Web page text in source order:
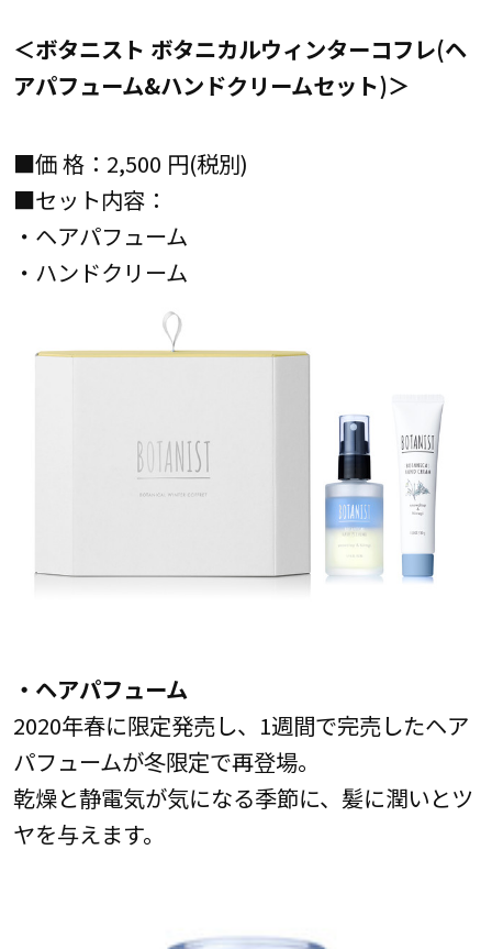
＜ボタニスト ボタニカルウィンターコフレ(ヘ
アパフューム&ハンドクリームセット)＞
■価 格：2,500 円(税別)
■セット内容：
・ヘアパフューム
・ハンドクリーム
・ヘアパフューム
2020年春に限定発売し、1週間で完売したヘア
パフュームが冬限定で再登場。
乾燥と静電気が気になる季節に、髪に潤いとツ
ヤを与えます。